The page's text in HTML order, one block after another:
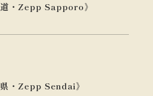
・Zepp Sapporo》
・Zepp Sendai》